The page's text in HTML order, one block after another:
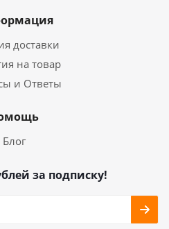
доставки
на товар
и Ответы
Блог
за подписку!